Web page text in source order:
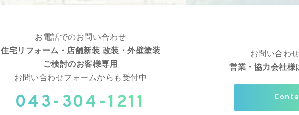
お電話でのお問い合わせ
住宅リフォーム・店舗新装 改装・外壁塗装
ご検討のお客様専用
お問い合わせフォームからも受付中
043-304-1211
お問い合わ
営業・協力会社